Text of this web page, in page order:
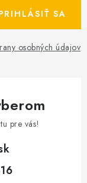
osobných údajov
SA
pre vás!